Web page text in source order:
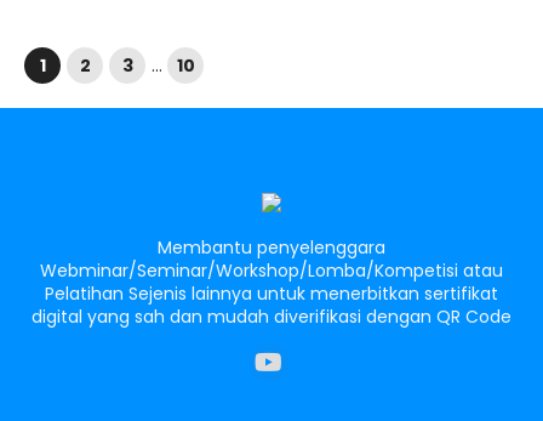
1 2 3 … 10
Membantu penyelenggara
Webminar/Seminar/Workshop/Lomba/Kompetisi atau
Pelatihan Sejenis lainnya untuk menerbitkan sertifikat
digital yang sah dan mudah diverifikasi dengan QR Code